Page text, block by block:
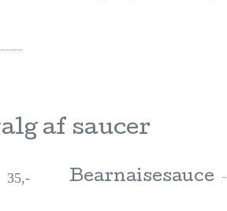
af saucer
35,- Bearnaisesauce